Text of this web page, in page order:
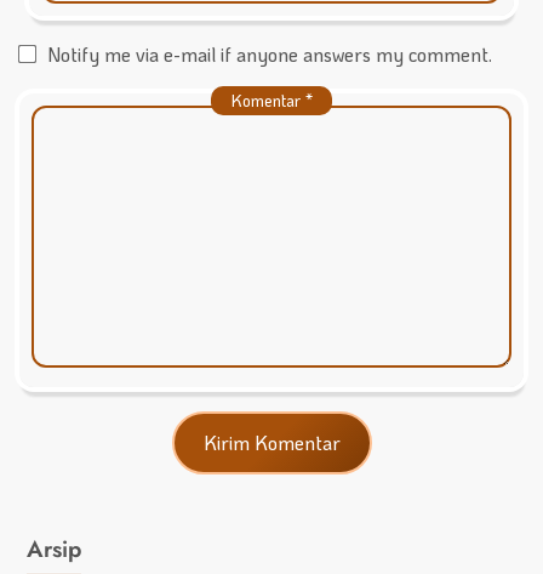
Notify me via e-mail if anyone answers my comment.
Komentar *
Arsip